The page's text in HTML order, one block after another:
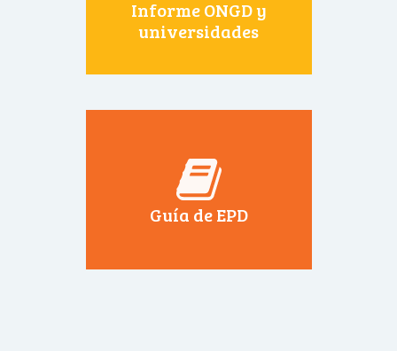
Informe ONGD y
universidades
Guía de EPD